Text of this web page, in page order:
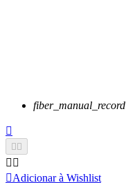
fiber_manual_record

 
 
Adicionar à Wishlist